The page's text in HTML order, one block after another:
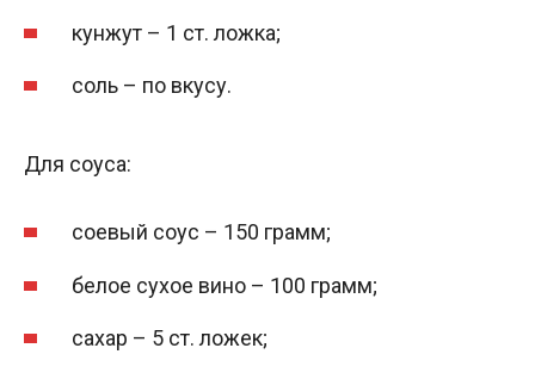
кунжут – 1 ст. ложка;
соль – по вкусу.
Для соуса:
соевый соус – 150 грамм;
белое сухое вино – 100 грамм;
сахар – 5 ст. ложек;